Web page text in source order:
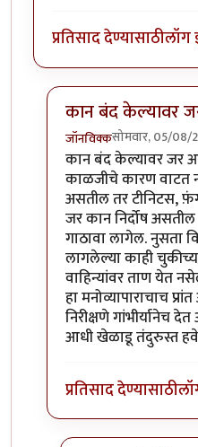
प्रतिसाद देण्यासाठीलॉग
कान बंद केल्यावर
जॉनविक्कसोमवार, 05/08/
In reply toसतत
कान बंद केल्यावर जर
काळजीचे कारण वाटत
असतील तर टीनिटस,
जर कान निर्दोष
गाठावा लागेल. नुसता
लागलेल्या काही
वाहिन्यांवर ताण येत
हा मनोव्यापाराचाच
निरीक्षणे गांभीर्यानेच
आधी खेळाडू तंदुरुस्त
प्रतिसाद देण्यासाठी